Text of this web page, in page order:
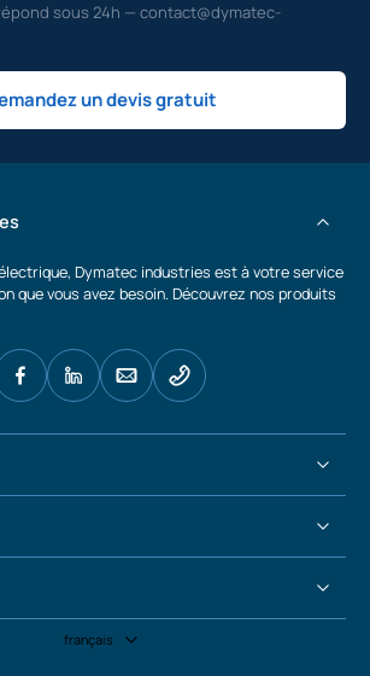
sous 24h — contact@dymatec-
un devis gratuit
Dymatec industries est à votre service
que vous avez besoin. Découvrez nos produits
français